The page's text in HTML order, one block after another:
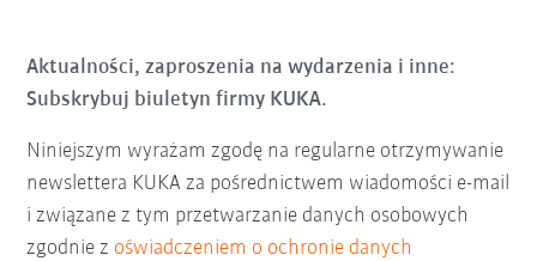
Aktualności, zaproszenia na wydarzenia i inne:
Subskrybuj biuletyn firmy KUKA.
Niniejszym wyrażam zgodę na regularne otrzymywanie
newslettera KUKA za pośrednictwem wiadomości e-mail
i związane z tym przetwarzanie danych osobowych
zgodnie z oświadczeniem o ochronie danych